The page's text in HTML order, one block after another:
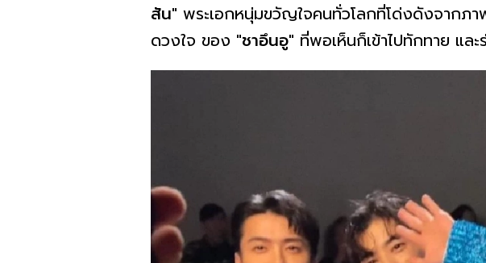
สัน" พระเอกหนุ่มขวัญใจคนทั่วโลกที่โด่งดังจากภ
ดวงใจ ของ "ชาอึนอู" ที่พอเห็นก็เข้าไปทักทาย แล